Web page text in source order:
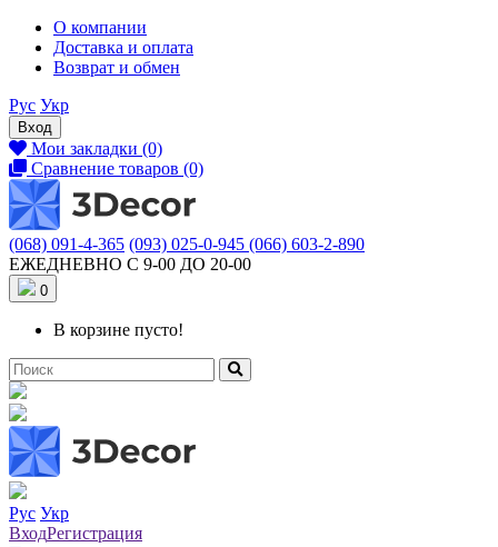
О компании
Доставка и оплата
Возврат и обмен
Рус Укр
Вход
Мои закладки (0)
Сравнение товаров (0)
(068) 091-4-365 (093) 025-0-945 (066) 603-2-890
ЕЖЕДНЕВНО С 9-00 ДО 20-00
0
В корзине пусто!
Рус Укр
ВходРегистрация